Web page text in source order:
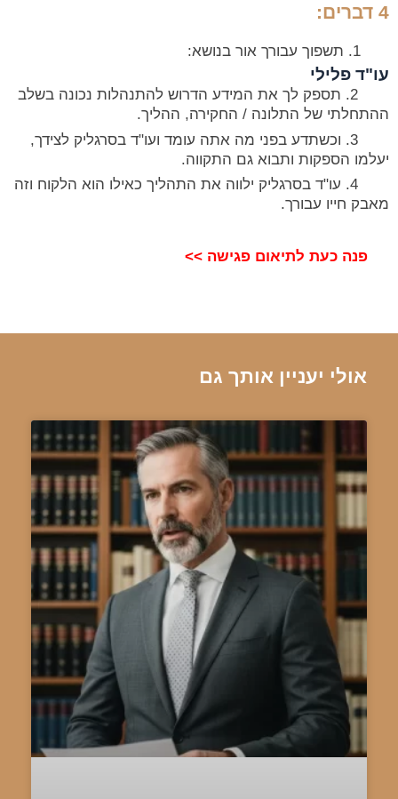
4 דברים:
תשפוך עבורך אור בנושא:
עו"ד פלילי
2. תספק לך את המידע הדרוש להתנהלות נכונה בשלב
ההתחלתי של התלונה / החקירה, ההליך.
3. וכשתדע בפני מה אתה עומד ועו"ד בסרגליק לצידך,
יעלמו הספקות ותבוא גם התקווה.
4. עו"ד בסרגליק ילווה את התהליך כאילו הוא הלקוח וזה
מאבק חייו עבורך.
פנה כעת לתיאום פגישה >>
אולי יעניין אותך גם